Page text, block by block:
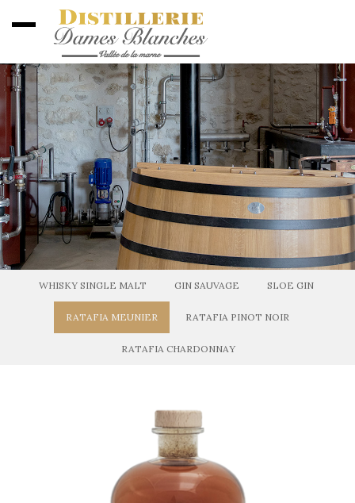
WHISKY SINGLE MALT GIN SAUVAGE SLOE GIN
RATAFIA MEUNIER RATAFIA PINOT NOIR
RATAFIA CHARDONNAY